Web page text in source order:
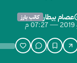
عصام بيطار كاتب بارز